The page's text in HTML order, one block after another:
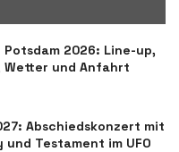
2026: Line-up,
und Anfahrt
Abschiedskonzert mit
Testament im UFO